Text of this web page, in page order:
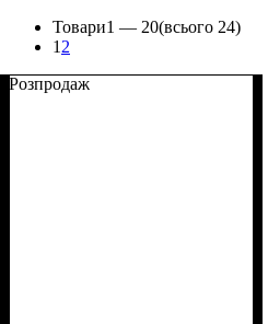
Товари1 — 20(всього 24)
1 2
Розпродаж